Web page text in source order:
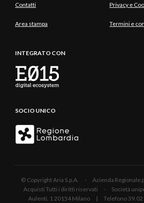
Contatti Privacy e
Area stampa Termini e
INTEGRATO CON
SOCIO UNICO
© Copyright Aria S.p.A. - Azienda Regionale
Acquisti Tutti i diritti riservati - Società
Aulenti, 1 20154 Milano | Telefono